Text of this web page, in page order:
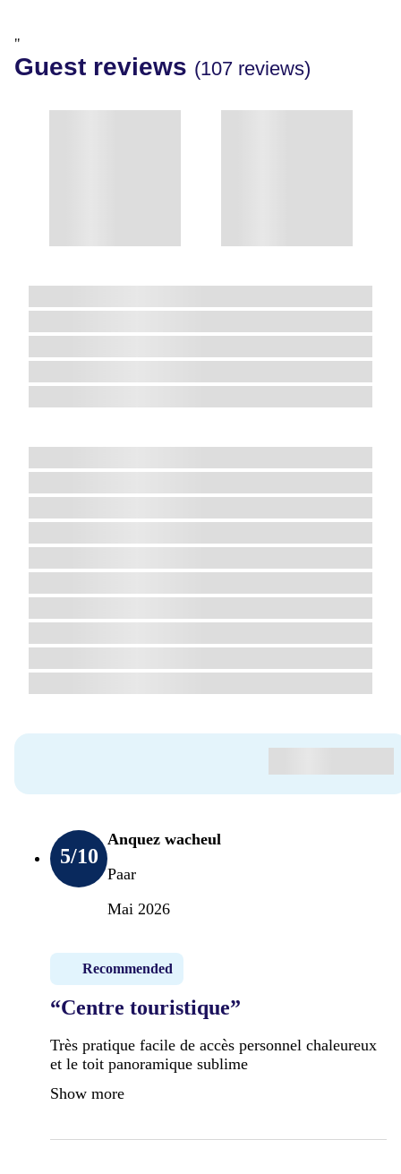
"
Guest reviews (107 reviews)
5/10
Anquez wacheul
Paar
Mai 2026
Recommended
“Centre touristique”
Très pratique facile de accès personnel chaleureux
et le toit panoramique sublime
Show more